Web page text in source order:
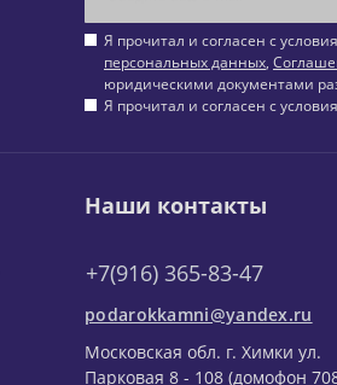
Я прочитал и согласен с
персональных данных,
юридическими документами
Я прочитал и согласен с
Наши контакты
+7(916) 365-83-47
podarokkamni@yandex.ru
Московская обл. г. Химки ул.
Парковая 8 - 108 (домофон